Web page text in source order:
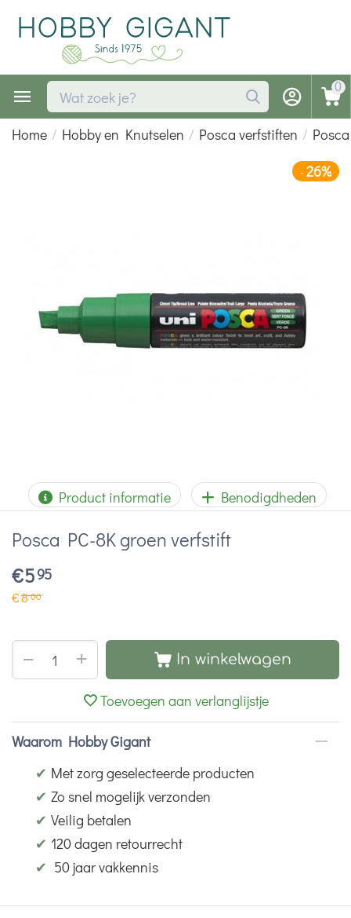
0
Home / Hobby en Knutselen / Posca verfstiften /
-26%
Product informatie Benodigdheden
Posca PC-8K groen verfstift
€595
€800
+
− In winkelwagen
Toevoegen aan verlanglijstje
Waarom Hobby Gigant
✔ Met zorg geselecteerde producten
✔ Zo snel mogelijk verzonden
✔ Veilig betalen
✔ 120 dagen retourrecht
✔ 50 jaar vakkennis